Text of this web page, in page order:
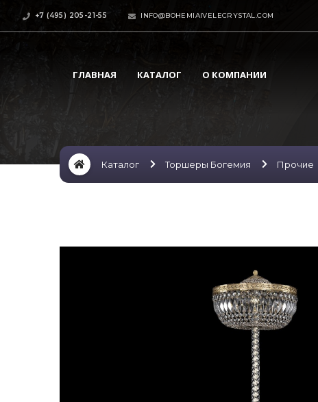
+7 (495) 205-21-55 INFO@BOHEMIAIVELECRYSTAL.COM
ГЛАВНАЯ КАТАЛОГ О КОМПАНИИ
Каталог Торшеры Богемия Прочие